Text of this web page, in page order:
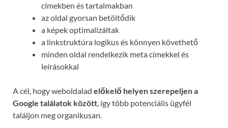
címekben és tartalmakban
az oldal gyorsan betöltődik
a képek optimalizáltak
a linkstruktúra logikus és könnyen követhető
minden oldal rendelkezik meta címekkel és
leírásokkal
A cél, hogy weboldalad előkelő helyen szerepeljen a
Google találatok között, így több potenciális ügyfél
találjon meg organikusan.